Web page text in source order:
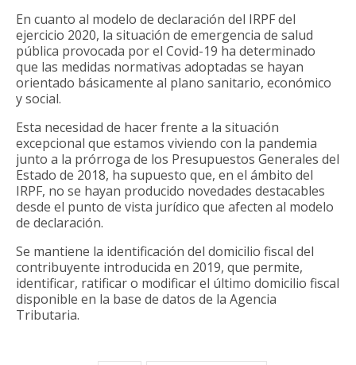
En cuanto al modelo de declaración del IRPF del
ejercicio 2020, la situación de emergencia de salud
pública provocada por el Covid-19 ha determinado
que las medidas normativas adoptadas se hayan
orientado básicamente al plano sanitario, económico
y social.
Esta necesidad de hacer frente a la situación
excepcional que estamos viviendo con la pandemia
junto a la prórroga de los Presupuestos Generales del
Estado de 2018, ha supuesto que, en el ámbito del
IRPF, no se hayan producido novedades destacables
desde el punto de vista jurídico que afecten al modelo
de declaración.
Se mantiene la identificación del domicilio fiscal del
contribuyente introducida en 2019, que permite,
identificar, ratificar o modificar el último domicilio fiscal
disponible en la base de datos de la Agencia
Tributaria.